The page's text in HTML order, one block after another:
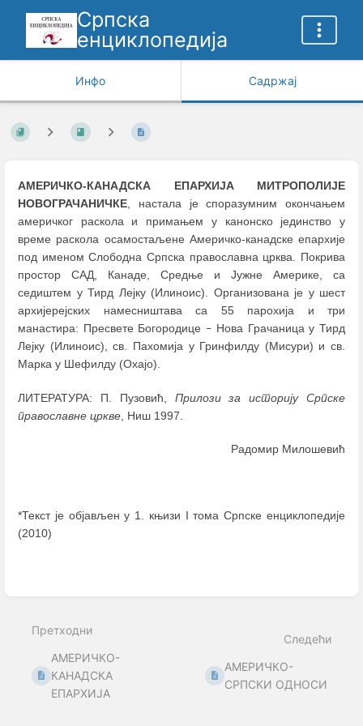
Српска
енциклопедија
Инфо Садржај
АМЕРИЧКО-КАНАДСКА ЕПАРХИЈА МИТРОПОЛИЈЕ
НОВОГРАЧАНИЧКЕ, настала је споразумним окончањем
америчког раскола и примањем у канонско јединство у
време раскола осамостаљене Америчко-канадске епархије
под именом Слободна Српска православна црква. Покрива
простор САД, Канаде, Средње и Јужне Америке, са
седиштем у Тирд Лејку (Илиноис). Организована је у шест
архијерејских намесништава са 55 парохија и три
манастира: Пресвете Богородице – Нова Грачаница у Тирд
Лејку (Илиноис), св. Пахомија у Гринфилду (Мисури) и св.
Марка у Шефилду (Охајо).
ЛИТЕРАТУРА: П. Пузовић, Прилози за историју Српске
православне цркве , Ниш 1997.
Радомир Милошевић
*Текст је објављен у 1. књизи I тома Српске енциклопедије
(2010)
select
Претходни
АМЕРИЧКО-
КАНАДСКА
ЕПАРХИЈА
Следећи
АМЕРИЧКО-
СРПСКИ ОДНОСИ